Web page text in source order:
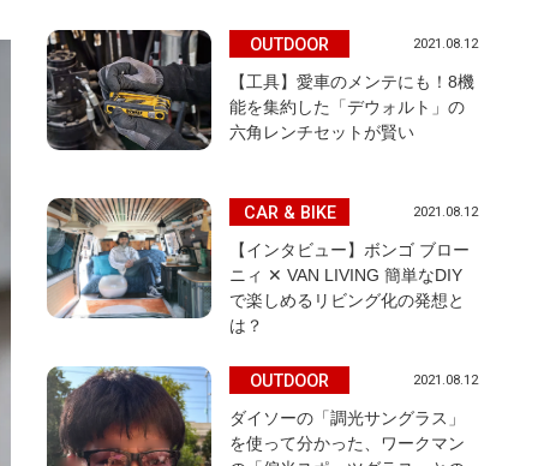
OUTDOOR 2021.08.12
【工具】愛車のメンテにも！8機
能を集約した「デウォルト」の
六角レンチセットが賢い
CAR & BIKE 2021.08.12
【インタビュー】ボンゴ ブロー
ニィ ✕ VAN LIVING 簡単なDIY
で楽しめるリビング化の発想と
は？
OUTDOOR 2021.08.12
ダイソーの「調光サングラス」
を使って分かった、ワークマン